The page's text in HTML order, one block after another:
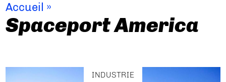
Accueil »
Spaceport America
INDUSTRIE